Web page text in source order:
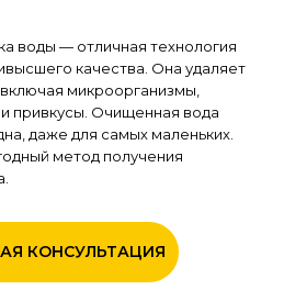
one of them has a
See what we've got in
find the one that'll fit your
воды — отличная технология
качества. Она удаляет
микроорганизмы,
привкусы. Очищенная вода
даже для самых маленьких.
метод получения
КОНСУЛЬТАЦИЯ